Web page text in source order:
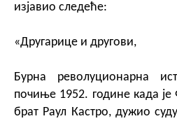
изјавио следеће:
«Другарице и другови,
Бурна револуционарна
почиње 1952. године када
брат Раул Кастро, дужио